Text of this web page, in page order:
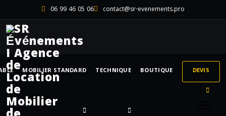
06 99 46 05 06 contact@sr-evenements.pro
MOBILIER STANDARD TECHNIQUE BOUTIQUE DEVIS